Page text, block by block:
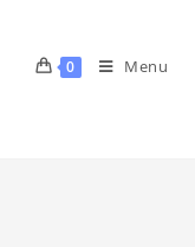
0 Menu